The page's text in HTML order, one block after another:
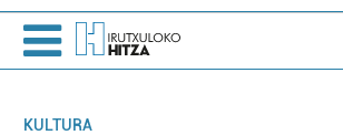
KULTURA